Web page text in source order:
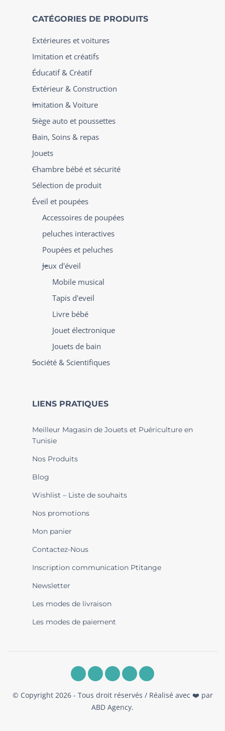
CATÉGORIES DE PRODUITS
Extérieures et voitures
Imitation et créatifs
Éducatif & Créatif
Extérieur & Construction
Imitation & Voiture
Siège auto et poussettes
Bain, Soins & repas
Jouets
Chambre bébé et sécurité
Sélection de produit
Éveil et poupées
Accessoires de poupées
peluches interactives
Poupées et peluches
Jeux d'éveil
Mobile musical
Tapis d'eveil
Livre bébé
Jouet électronique
Jouets de bain
Société & Scientifiques
LIENS PRATIQUES
Meilleur Magasin de Jouets et Puériculture en
Tunisie
Nos Produits
Blog
Wishlist – Liste de souhaits
Nos promotions
Mon panier
Contactez-Nous
Inscription communication Ptitange
Newsletter
Les modes de livraison
Les modes de paiement
© Copyright 2026 - Tous droit réservés / Réalisé avec ❤️ par
ABD Agency.